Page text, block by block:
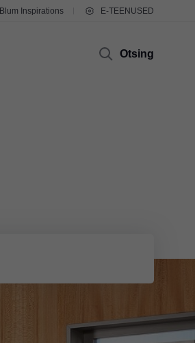
Blum Inspirations E-TEENUSED
Otsing